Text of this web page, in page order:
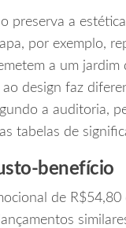
preserva a
por exemplo,
a um jardim
ao design faz
a auditoria,
tabelas de
de R$54,80